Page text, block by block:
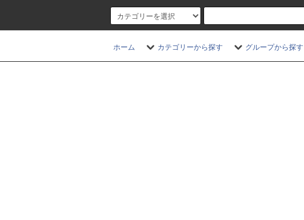
ホーム カテゴリーから探す グループから探す